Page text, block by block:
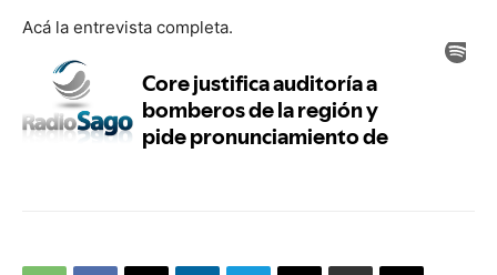
Acá la entrevista completa.